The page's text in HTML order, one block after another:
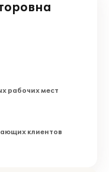
рабочих мест
клиентов